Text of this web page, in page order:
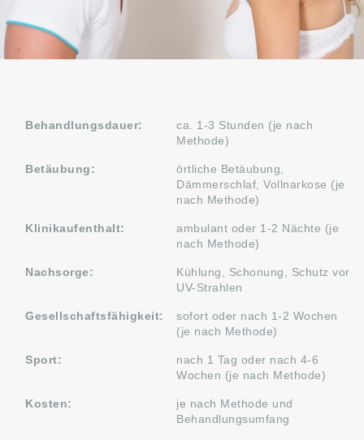
Behandlungsdauer:
ca. 1-3 Stunden (je nach
Methode)
Betäubung:
örtliche Betäubung,
Dämmerschlaf, Vollnarkose (je
nach Methode)
Klinikaufenthalt:
ambulant oder 1-2 Nächte (je
nach Methode)
Nachsorge:
Kühlung, Schonung, Schutz vor
UV-Strahlen
Gesellschaftsfähigkeit:
sofort oder nach 1-2 Wochen
(je nach Methode)
Sport:
nach 1 Tag oder nach 4-6
Wochen (je nach Methode)
Kosten:
je nach Methode und
Behandlungsumfang